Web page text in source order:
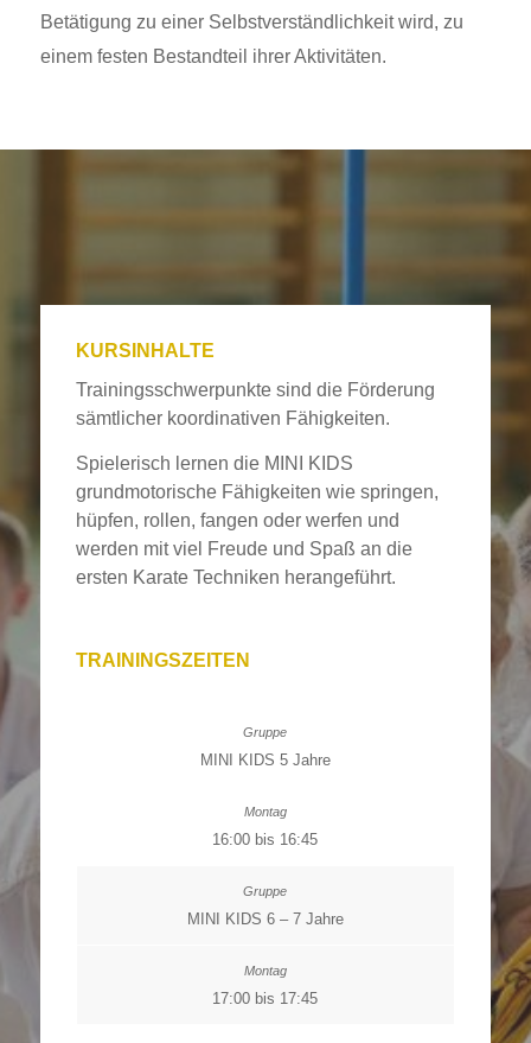
Betätigung zu einer Selbstverständlichkeit wird, zu
einem festen Bestandteil ihrer Aktivitäten.
KURSINHALTE
Trainingsschwerpunkte sind die Förderung
sämtlicher koordinativen Fähigkeiten.
Spielerisch lernen die MINI KIDS
grundmotorische Fähigkeiten wie springen,
hüpfen, rollen, fangen oder werfen und
werden mit viel Freude und Spaß an die
ersten Karate Techniken herangeführt.
TRAININGSZEITEN
MINI KIDS 5 Jahre
16:00 bis 16:45
MINI KIDS 6 – 7 Jahre
17:00 bis 17:45